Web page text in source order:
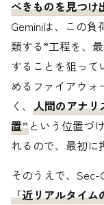
べきものを見つけ
Geminiは、この
類する”工程を、
することを狙って
めるファイアウォ
く、 人間のアナリ
置”という位置づ
れるので、最初に
そのうえで、Sec-
「近リアルタイム